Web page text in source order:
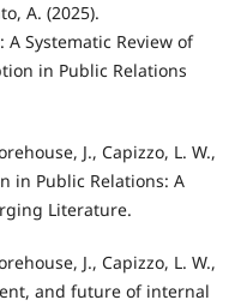
A. (2025).
Systematic Review of
in Public Relations
J., Capizzo, L. W.,
in Public Relations: A
Literature.
J., Capizzo, L. W.,
and future of internal